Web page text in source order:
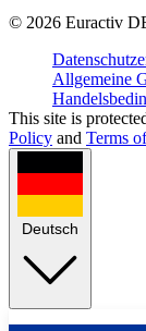
© 2026 Euractiv
Allgemeine
This site is
Policy and Terms
Deutsch